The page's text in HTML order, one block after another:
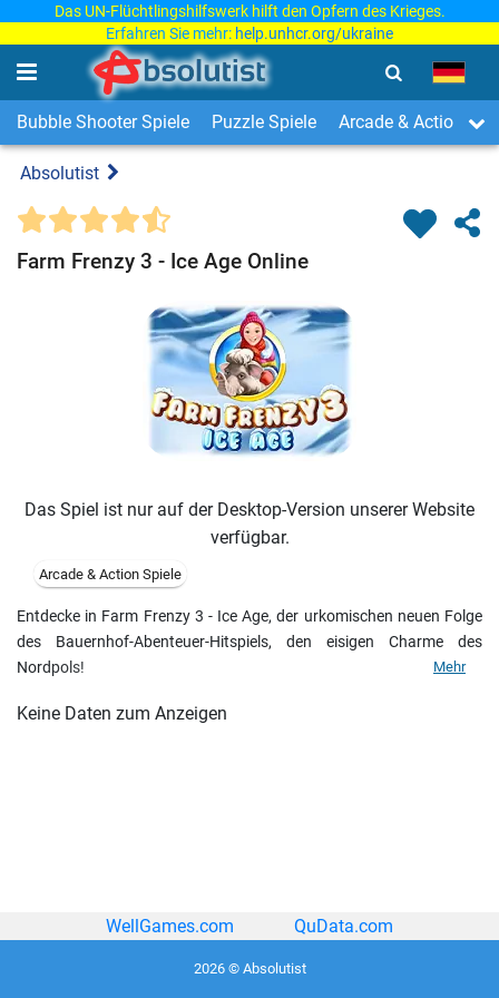
Das UN-Flüchtlingshilfswerk hilft den Opfern des Krieges.
Erfahren Sie mehr: help.unhcr.org/ukraine
Bubble Shooter Spiele Puzzle Spiele Arcade & Action
Absolutist
Farm Frenzy 3 - Ice Age Online
Das Spiel ist nur auf der Desktop-Version unserer Website
verfügbar.
Arcade & Action Spiele
Entdecke in Farm Frenzy 3 - Ice Age, der urkomischen neuen Folge
des Bauernhof-Abenteuer-Hitspiels, den eisigen Charme des
Nordpols!
Mehr
Keine Daten zum Anzeigen
WellGames.com QuData.com
2026 © Absolutist